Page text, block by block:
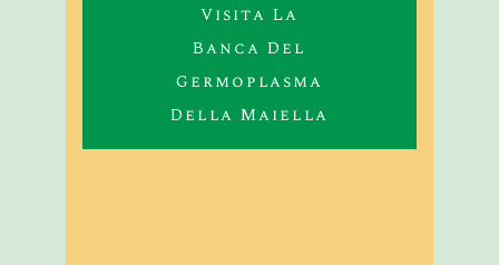
Visita La
Banca Del
Germoplasma
Della Maiella